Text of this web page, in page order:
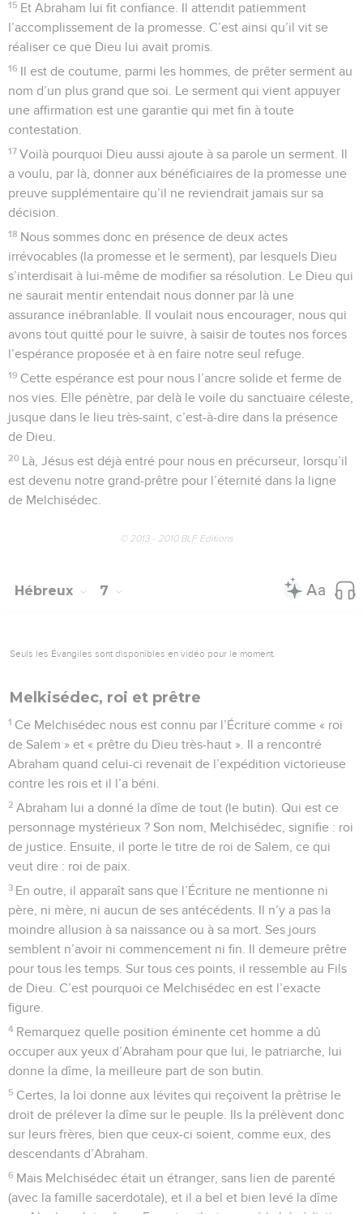
15 Et Abraham lui fit confiance. Il attendit patiemment
l’accomplissement de la promesse. C’est ainsi qu’il vit se
réaliser ce que Dieu lui avait promis.
16 Il est de coutume, parmi les hommes, de prêter serment au
nom d’un plus grand que soi. Le serment qui vient appuyer
une affirmation est une garantie qui met fin à toute
contestation.
17 Voilà pourquoi Dieu aussi ajoute à sa parole un serment. Il
a voulu, par là, donner aux bénéficiaires de la promesse une
preuve supplémentaire qu’il ne reviendrait jamais sur sa
décision.
18 Nous sommes donc en présence de deux actes
irrévocables (la promesse et le serment), par lesquels Dieu
s’interdisait à lui-même de modifier sa résolution. Le Dieu qui
ne saurait mentir entendait nous donner par là une
assurance inébranlable. Il voulait nous encourager, nous qui
avons tout quitté pour le suivre, à saisir de toutes nos forces
l’espérance proposée et à en faire notre seul refuge.
19 Cette espérance est pour nous l’ancre solide et ferme de
nos vies. Elle pénètre, par delà le voile du sanctuaire céleste,
jusque dans le lieu très-saint, c’est-à-dire dans la présence
de Dieu.
20 Là, Jésus est déjà entré pour nous en précurseur, lorsqu’il
est devenu notre grand-prêtre pour l’éternité dans la ligne
de Melchisédec.
© 2013 - 2010 BLF Editions
Hébreux 7
Seuls les Évangiles sont disponibles en vidéo pour le moment.
Melkisédec, roi et prêtre
1 Ce Melchisédec nous est connu par l’Écriture comme « roi
de Salem » et « prêtre du Dieu très-haut ». Il a rencontré
Abraham quand celui-ci revenait de l’expédition victorieuse
contre les rois et il l’a béni.
2 Abraham lui a donné la dîme de tout (le butin). Qui est ce
personnage mystérieux ? Son nom, Melchisédec, signifie : roi
de justice. Ensuite, il porte le titre de roi de Salem, ce qui
veut dire : roi de paix.
3 En outre, il apparaît sans que l’Écriture ne mentionne ni
père, ni mère, ni aucun de ses antécédents. Il n’y a pas la
moindre allusion à sa naissance ou à sa mort. Ses jours
semblent n’avoir ni commencement ni fin. Il demeure prêtre
pour tous les temps. Sur tous ces points, il ressemble au Fils
de Dieu. C’est pourquoi ce Melchisédec en est l’exacte
figure.
4 Remarquez quelle position éminente cet homme a dû
occuper aux yeux d’Abraham pour que lui, le patriarche, lui
donne la dîme, la meilleure part de son butin.
5 Certes, la loi donne aux lévites qui reçoivent la prêtrise le
droit de prélever la dîme sur le peuple. Ils la prélèvent donc
sur leurs frères, bien que ceux-ci soient, comme eux, des
descendants d’Abraham.
6 Mais Melchisédec était un étranger, sans lien de parenté
(avec la famille sacerdotale), et il a bel et bien levé la dîme